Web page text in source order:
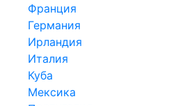
Франция
Германия
Ирландия
Италия
Куба
Мексика